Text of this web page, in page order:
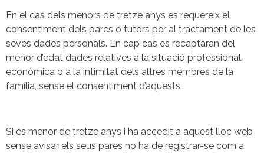
En el cas dels menors de tretze anys es requereix el
consentiment dels pares o tutors per al tractament de les
seves dades personals. En cap cas es recaptaran del
menor d’edat dades relatives a la situació professional,
econòmica o a la intimitat dels altres membres de la
família, sense el consentiment d’aquests.
Si és menor de tretze anys i ha accedit a aquest lloc web
sense avisar els seus pares no ha de registrar-se com a